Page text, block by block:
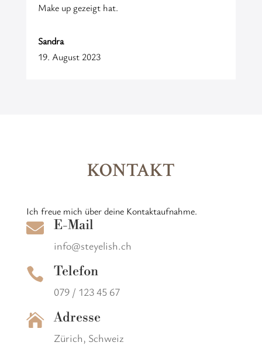
Make up gezeigt hat.
Sandra
19. August 2023
KONTAKT
Ich freue mich über deine Kontaktaufnahme.
 E-Mail
info@steyelish.ch
 Telefon
079 / 123 45 67
 Adresse
Zürich, Schweiz